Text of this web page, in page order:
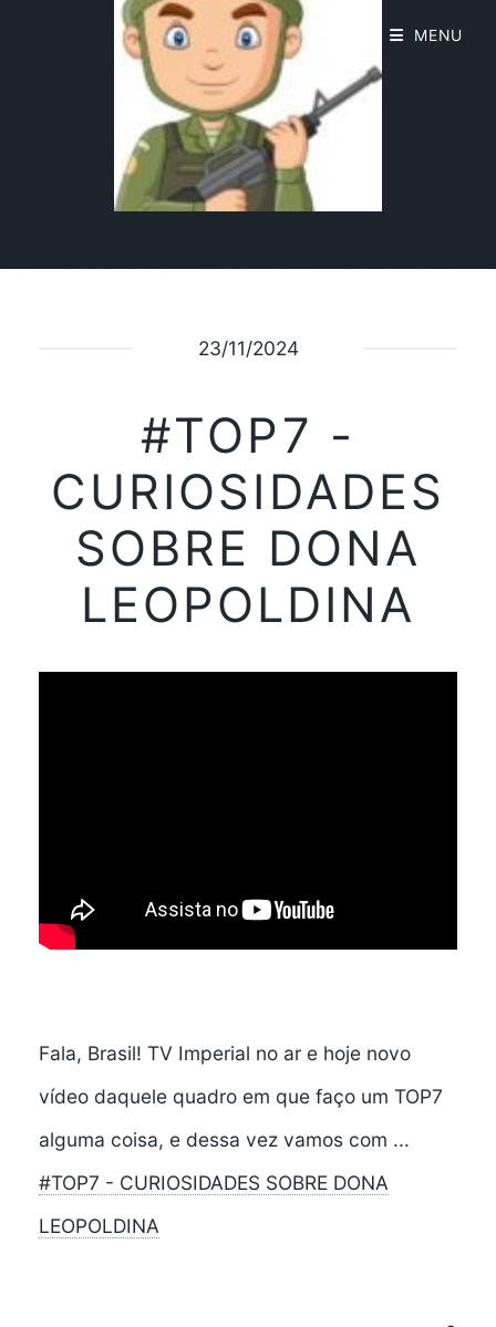
23/11/2024
#TOP7 -
CURIOSIDADES
SOBRE DONA
LEOPOLDINA
Fala, Brasil! TV Imperial no ar e hoje novo
vídeo daquele quadro em que faço um TOP7
alguma coisa, e dessa vez vamos com ...
#TOP7 - CURIOSIDADES SOBRE DONA
LEOPOLDINA
MENU